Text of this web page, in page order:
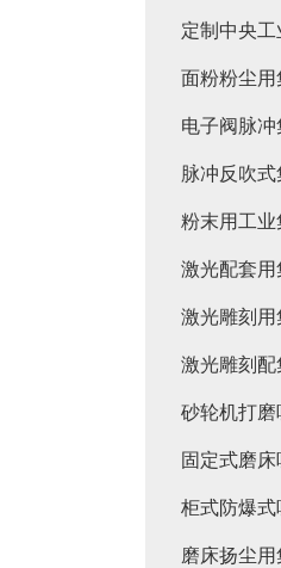
定制中央工
面粉粉尘用
电子阀脉冲
脉冲反吹
粉末用工业
激光配套用
激光雕刻用
激光雕刻配
砂轮机打磨
固定式磨床
柜式防爆式
磨床扬尘用